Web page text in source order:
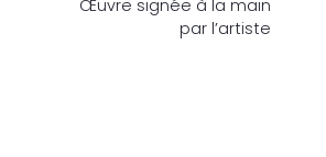
Œuvre signée à la main
par l’artiste